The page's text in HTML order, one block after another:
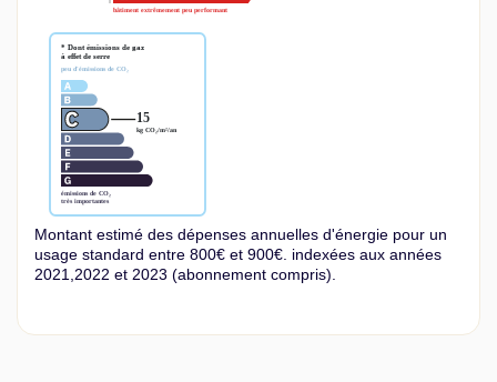
Montant estimé des dépenses annuelles d'énergie pour un
usage standard entre 800€ et 900€. indexées aux années
2021,2022 et 2023 (abonnement compris).